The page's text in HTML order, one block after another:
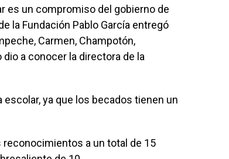
es un compromiso del gobierno de
la Fundación Pablo García entregó
Carmen, Champotón,
a conocer la directora de la
ya que los becados tienen un
a un total de 15